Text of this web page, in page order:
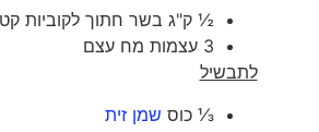
½ ק"ג בשר חתוך לקוביות
3 עצמות מח עצם
לתבשיל
⅓ כוס שמן זית